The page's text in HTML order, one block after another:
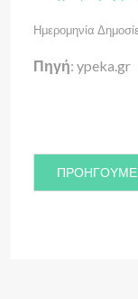
Ημερομηνία
Πηγή: ypeka.gr